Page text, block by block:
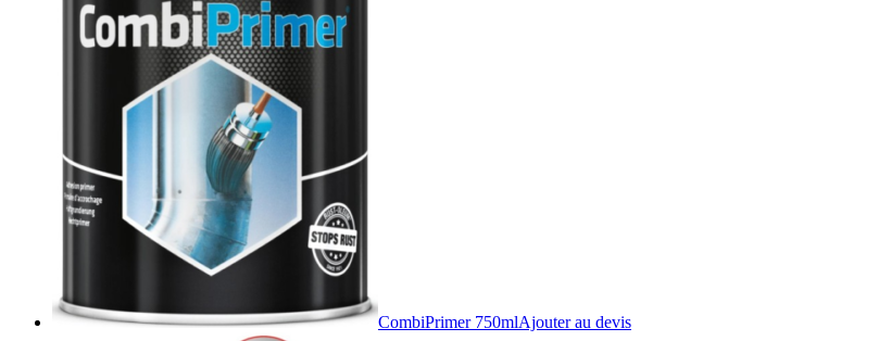
CombiPrimer 750mlAjouter au devis